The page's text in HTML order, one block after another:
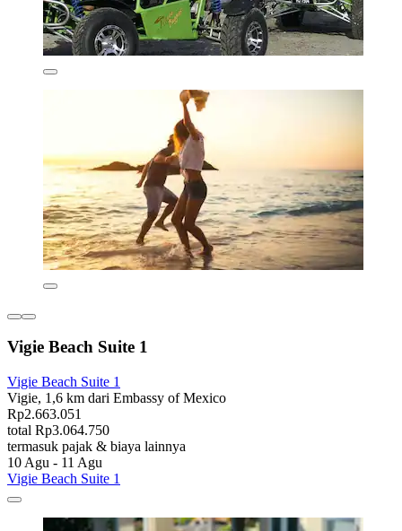
Vigie Beach Suite 1
Vigie Beach Suite 1
Vigie, 1,6 km dari Embassy of Mexico
Rp2.663.051
total Rp3.064.750
termasuk pajak & biaya lainnya
10 Agu - 11 Agu
Vigie Beach Suite 1